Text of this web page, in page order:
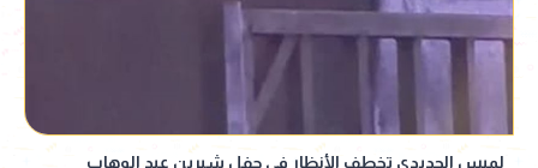
لميس الحديدي تخطف الأنظار في حفل شيرين عبد الوهاب